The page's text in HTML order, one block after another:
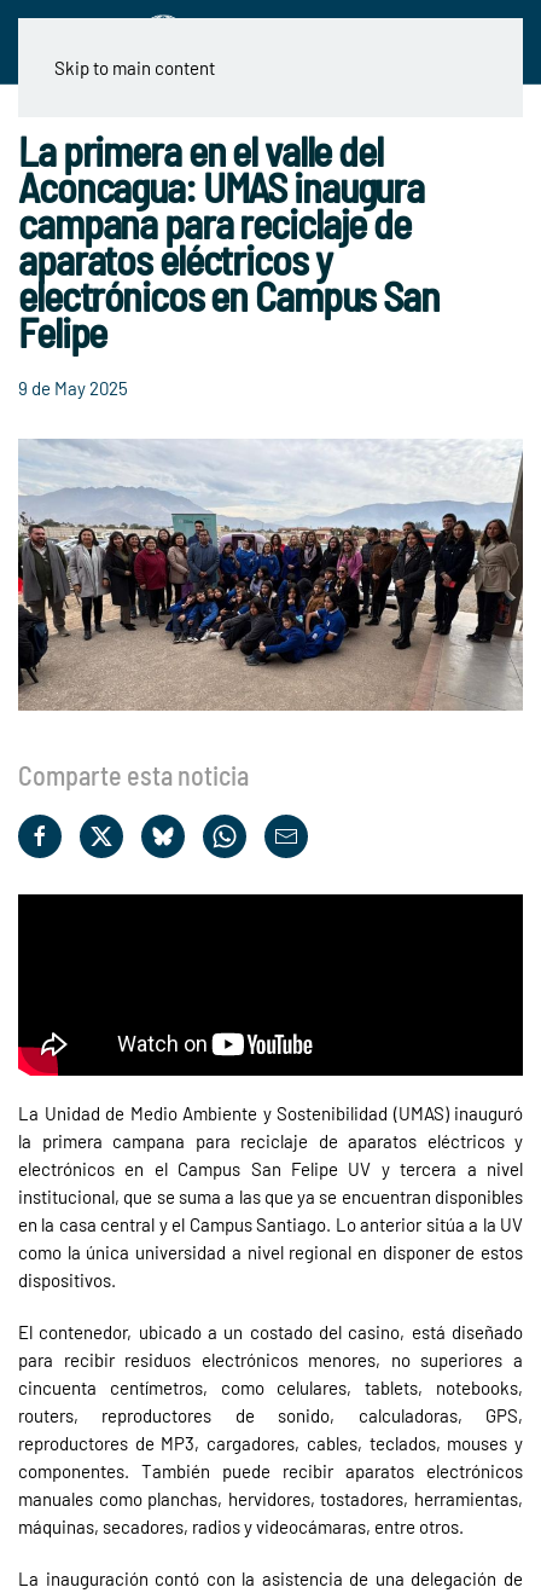
Skip to main content
La primera en el valle del
Aconcagua: UMAS inaugura
campana para reciclaje de
aparatos eléctricos y
electrónicos en Campus San
Felipe
9 de May 2025
Comparte esta noticia
La Unidad de Medio Ambiente y Sostenibilidad (UMAS) inauguró
la primera campana para reciclaje de aparatos eléctricos y
electrónicos en el Campus San Felipe UV y tercera a nivel
institucional, que se suma a las que ya se encuentran disponibles
en la casa central y el Campus Santiago. Lo anterior sitúa a la UV
como la única universidad a nivel regional en disponer de estos
dispositivos.
El contenedor, ubicado a un costado del casino, está diseñado
para recibir residuos electrónicos menores, no superiores a
cincuenta centímetros, como celulares, tablets, notebooks,
routers, reproductores de sonido, calculadoras, GPS,
reproductores de MP3, cargadores, cables, teclados, mouses y
componentes. También puede recibir aparatos electrónicos
manuales como planchas, hervidores, tostadores, herramientas,
máquinas, secadores, radios y videocámaras, entre otros.
La inauguración contó con la asistencia de una delegación de